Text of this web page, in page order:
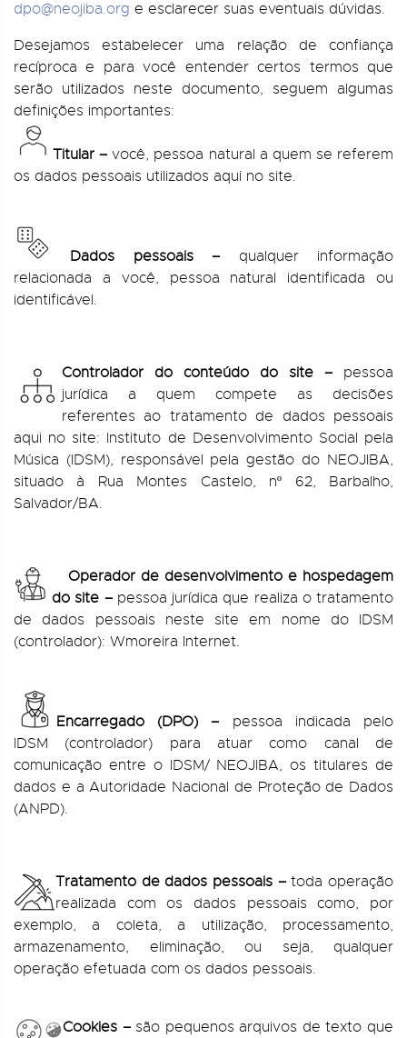
dpo@neojiba.org e esclarecer suas eventuais dúvidas.
Desejamos estabelecer uma relação de confiança
recíproca e para você entender certos termos que
serão utilizados neste documento, seguem algumas
definições importantes:
Titular –você, pessoa natural a quem se referem
os dados pessoais utilizados aqui no site.
Dados pessoais – qualquer informação
relacionada a você, pessoa natural identificada ou
identificável.
Controlador do conteúdo do site – pessoa
jurídica a quem compete as decisões
referentes ao tratamento de dados pessoais
aqui no site: Instituto de Desenvolvimento Social pela
Música (IDSM), responsável pela gestão do NEOJIBA,
situado à Rua Montes Castelo, nº 62, Barbalho,
Salvador/BA.
Operador de desenvolvimento e hospedagem
do site – pessoa jurídica que realiza o tratamento
de dados pessoais neste site em nome do IDSM
(controlador): Wmoreira Internet.
Encarregado (DPO) – pessoa indicada pelo
IDSM (controlador) para atuar como canal de
comunicação entre o IDSM/ NEOJIBA, os titulares de
dados e a Autoridade Nacional de Proteção de Dados
(ANPD).
Tratamento de dados pessoais –toda operação
realizada com os dados pessoais como, por
exemplo, a coleta, a utilização, processamento,
armazenamento, eliminação, ou seja, qualquer
operação efetuada com os dados pessoais.
Cookies – são pequenos arquivos de texto que